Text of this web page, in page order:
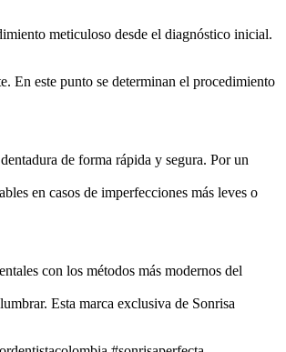
meticuloso desde el diagnóstico inicial.
En este punto se determinan el procedimiento
de forma rápida y segura. Por un
en casos de imperfecciones más leves o
con los métodos más modernos del
Esta marca exclusiva de Sonrisa